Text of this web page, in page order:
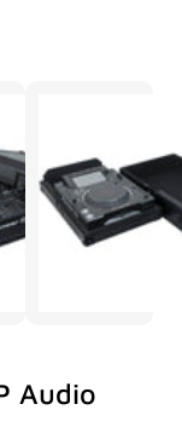
Audio